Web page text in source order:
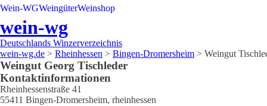
Wein-WGWeingüterWeinshop
wein-wg
Deutschlands Winzerverzeichnis
wein-wg.de > Rheinhessen > Bingen-Dromersheim > Weingut
Weingut Georg Tischleder
Kontaktinformationen
Rheinhessenstraße 41
55411 Bingen-Dromersheim, rheinhessen